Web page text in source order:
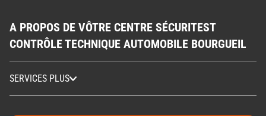
A PROPOS DE VÔTRE CENTRE SÉCURITEST
CONTRÔLE TECHNIQUE AUTOMOBILE BOURGUEIL
SERVICES PLUS